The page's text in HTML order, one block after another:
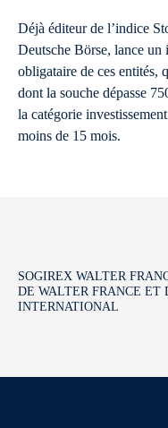
Déjà éditeur de l’indice
Deutsche Börse, lance un
obligataire de ces entités,
dont la souche dépasse
la catégorie
moins de 15 mois.
SOGIREX WALTER
DE WALTER FRANCE
INTERNATIONAL